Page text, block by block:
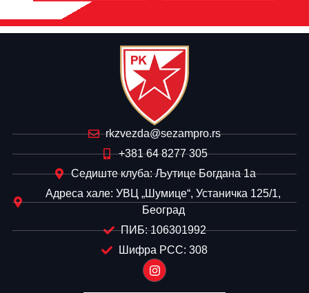
rkzvezda@sezampro.rs
+381 64 8277 305
Седиште клуба: Љутице Богдана 1а
Адреса хале: УВЦ „Шумице“, Устаничка 125/1,
Београд
ПИБ: 106301992
Шифра РСС: 308